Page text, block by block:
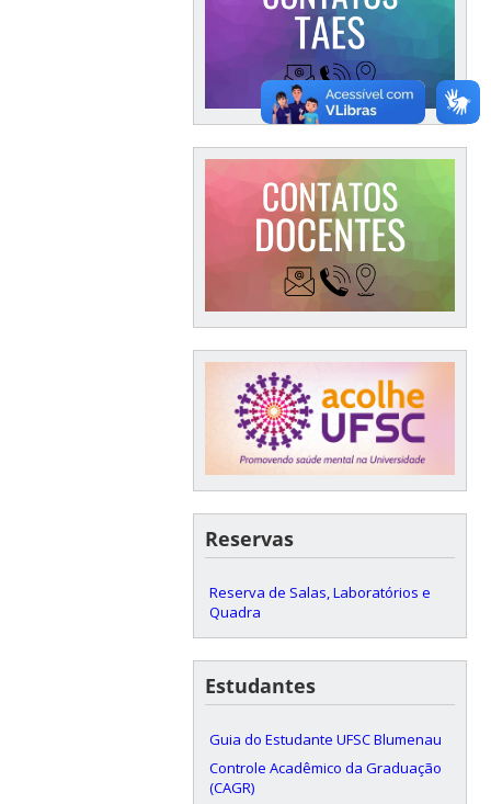
Reservas
Reserva de Salas, Laboratórios e
Quadra
Estudantes
Guia do Estudante UFSC Blumenau
Controle Acadêmico da Graduação
(CAGR)